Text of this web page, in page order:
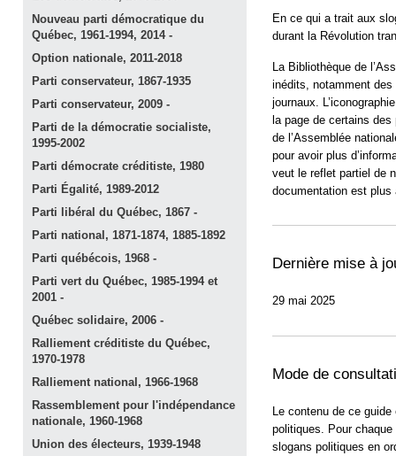
Nouveau parti démocratique du
Québec, 1961-1994, 2014 -
Option nationale, 2011-2018
Parti conservateur, 1867-1935
Parti conservateur, 2009 -
Parti de la démocratie socialiste,
1995-2002
Parti démocrate créditiste, 1980
Parti Égalité, 1989-2012
Parti libéral du Québec, 1867 -
Parti national, 1871-1874, 1885-1892
Parti québécois, 1968 -
Parti vert du Québec, 1985-1994 et
2001 -
Québec solidaire, 2006 -
Ralliement créditiste du Québec,
1970-1978
Ralliement national, 1966-1968
Rassemblement pour l'indépendance
nationale, 1960-1968
Union des électeurs, 1939-1948
En ce qui a trait aux
durant la Révolution
La Bibliothèque de
inédits, notamment
journaux.
la page de certains
de l’Assemblée
pour avoir plus
veut le reflet partiel de
documentation est plus
Dernière mise à
29 mai 2025
Mode de
Le contenu de ce
politiques. Pour
slogans politiques en